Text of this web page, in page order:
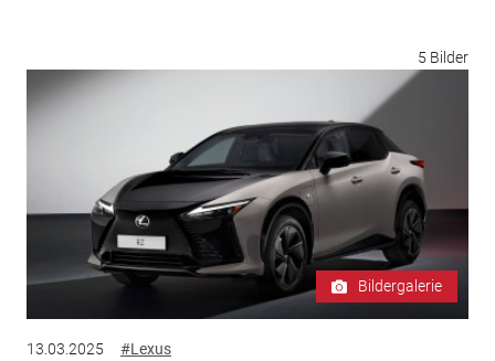
5 Bilder
Bildergalerie
13.03.2025 #Lexus